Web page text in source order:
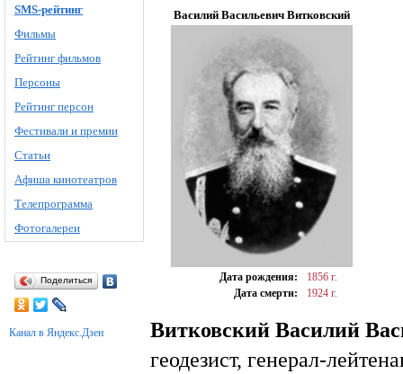
SMS-рейтинг
Фильмы
Рейтинг фильмов
Персоны
Рейтинг персон
Фестивали и премии
Статьи
Афиша кинотеатров
Телепрограмма
Фотогалереи
Поделиться
Канал в Яндекс.Дзен
Василий Васильевич Витковский
Дата рождения:
1856 г.
Дата смерти:
1924 г.
Витковский Василий
геодезист, генерал-